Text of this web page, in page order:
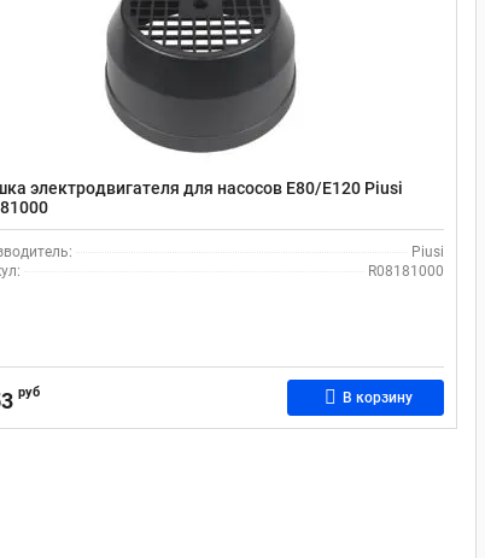
электродвигателя для насосов E80/E120 Piusi
Piusi
R08181000
руб В корзину